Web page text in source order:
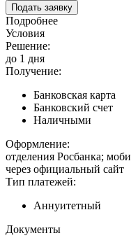
Подать заявку
Подробнее
Условия
Решение:
до 1 дня
Получение:
Банковская карта
Банковский счет
Наличными
Оформление:
отделения Росбанка;
через официальный сайт
Тип платежей:
Аннуитетный
Документы